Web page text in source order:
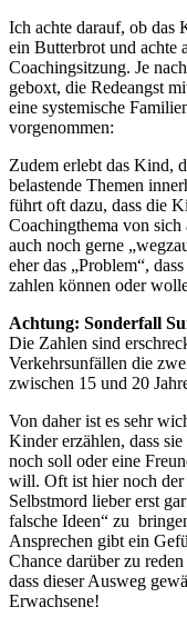
Ich achte darauf, ob das
ein Butterbrot und achte
Coachingsitzung. Je
geboxt, die Redeangst
eine systemische
vorgenommen:
Zudem erlebt das Kind,
belastende Themen
führt oft dazu, dass die
Coachingthema von sich
auch noch gerne
eher das „Problem“,
zahlen können oder
Achtung: Sonderfall
Die Zahlen sind
Verkehrsunfällen die
zwischen 15 und 20
Von daher ist es sehr
Kinder erzählen, dass
noch soll oder eine
will. Oft ist hier noch der
Selbstmord lieber erst
falsche Ideen“ zu
Ansprechen gibt ein
Chance darüber zu
dass dieser Ausweg
Erwachsene!